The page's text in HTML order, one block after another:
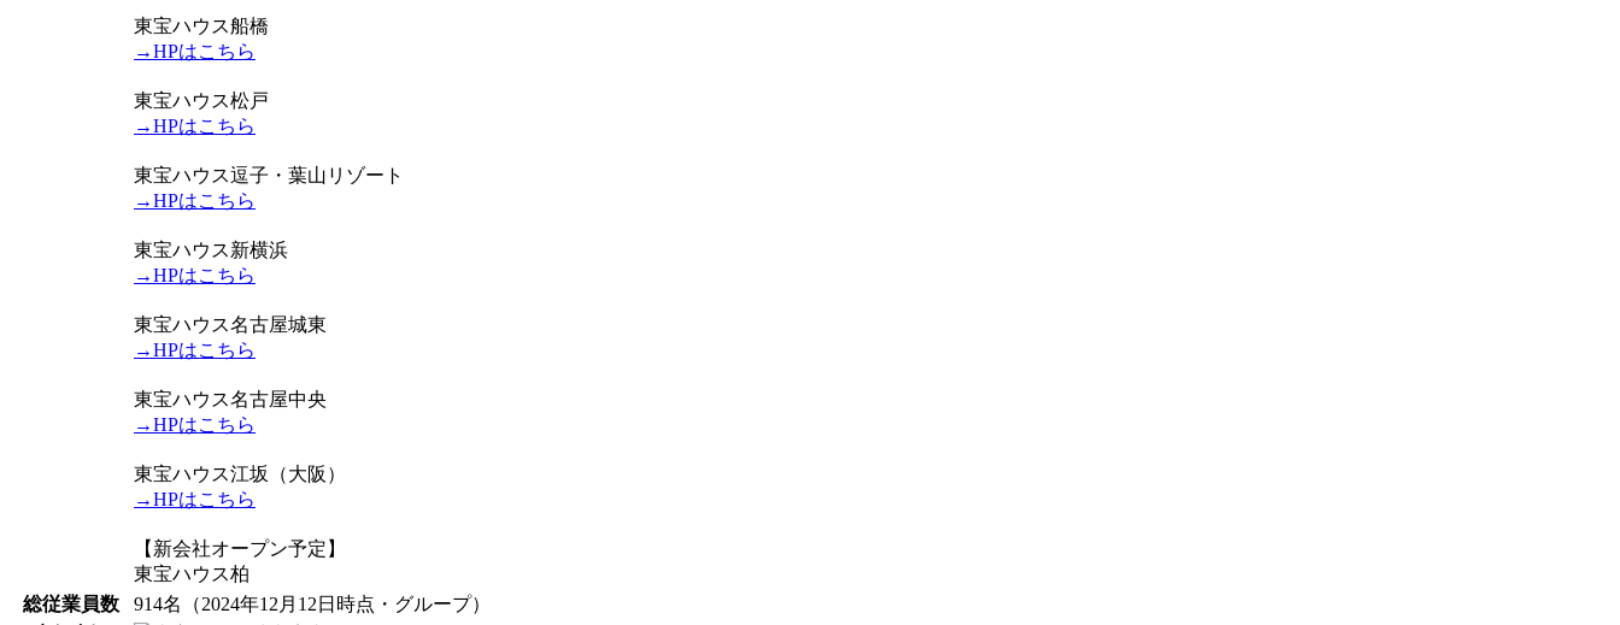
東宝ハウス船橋
→HPはこちら
東宝ハウス松戸
→HPはこちら
東宝ハウス逗子・葉山リゾート
→HPはこちら
東宝ハウス新横浜
→HPはこちら
東宝ハウス名古屋城東
→HPはこちら
東宝ハウス名古屋中央
→HPはこちら
東宝ハウス江坂（大阪）
→HPはこちら
【新会社オープン予定】
東宝ハウス柏
総従業員数
914名（2024年12月12日時点・グループ）